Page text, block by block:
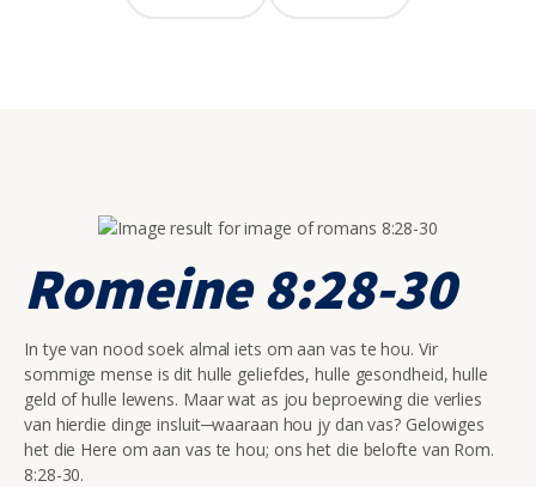
Romeine 8:28-30
In tye van nood soek almal iets om aan vas te hou. Vir
sommige mense is dit hulle geliefdes, hulle gesondheid, hulle
geld of hulle lewens. Maar wat as jou beproewing die verlies
van hierdie dinge insluit─waaraan hou jy dan vas? Gelowiges
het die Here om aan vas te hou; ons het die belofte van Rom.
8:28-30.